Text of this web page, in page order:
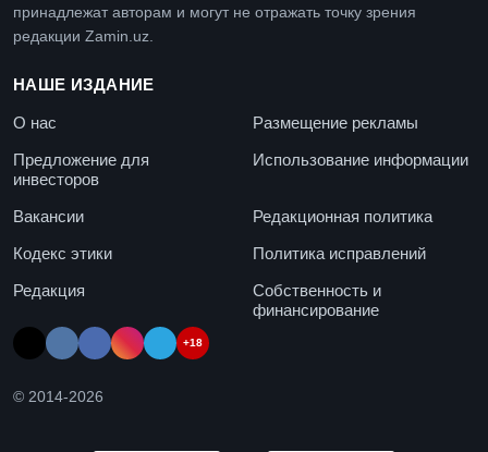
принадлежат авторам и могут не отражать точку зрения
редакции Zamin.uz.
НАШЕ ИЗДАНИЕ
О нас
Размещение рекламы
Предложение для
инвесторов
Использование информации
Вакансии
Редакционная политика
Кодекс этики
Политика исправлений
Редакция
Собственность и
финансирование
+18
© 2014-2026